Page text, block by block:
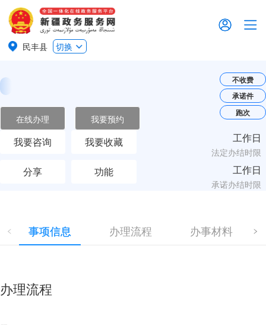
民丰县 切换
在线办理 我要预约
我要咨询 我要收藏
分享 功能
不收费
承诺件
跑次
工作日
法定办结时限
工作日
承诺办结时限
事项信息 办理流程 办事材料
办理流程